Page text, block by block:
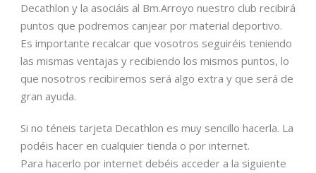
Decathlon y la asociáis al Bm.Arroyo nuestro club recibirá
puntos que podremos canjear por material deportivo.
Es importante recalcar que vosotros seguiréis teniendo
las mismas ventajas y recibiendo los mismos puntos, lo
que nosotros recibiremos será algo extra y que será de
gran ayuda.
Si no téneis tarjeta Decathlon es muy sencillo hacerla. La
podéis hacer en cualquier tienda o por internet.
Para hacerlo por internet debéis acceder a la siguiente